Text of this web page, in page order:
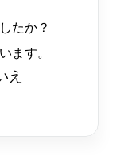
たか？
ます。
え